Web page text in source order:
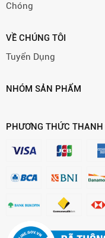
Chóng
VỀ CHÚNG TÔI
Tuyển Dụng
NHÓM SẢN PHẨM
PHƯƠNG THỨC THANH